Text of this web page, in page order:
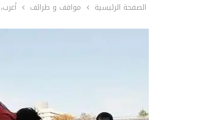
الصفحة الرئيسية مواقف و طرائف